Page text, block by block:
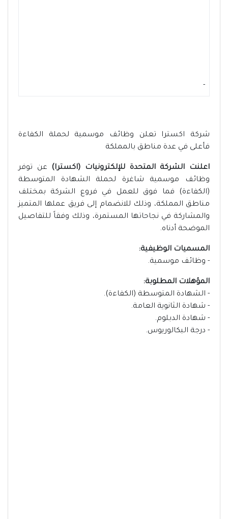
-
شركة اكسترا تعلن وظائف موسمية لحملة الكفاءة
فأعلى في عدة مناطق بالمملكة
اعلنت الشركة المتحدة للإلكترونيات (اكسترا) عن توفر
وظائف موسمية شاغرة لحملة الشهادة المتوسطة
(الكفاءة) فما فوق للعمل في فروع الشركة بمختلف
مناطق المملكة، وذلك للانضمام إلى فريق عملها المتميز
والمشاركة في نجاحاتها المستمرة، وذلك وفقاً للتفاصيل
الموضحة أدناه.
المسميات الوظيفية:
- وظائف موسمية.
المؤهلات المطلوبة:
- الشهادة المتوسطة (الكفاءة).
- شهادة الثانوية العامة.
- شهادة الدبلوم.
- درجة البكالوريوس.